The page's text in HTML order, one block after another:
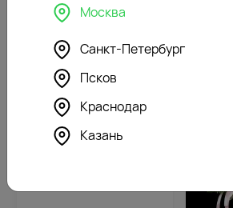
11031₽
Доступен с 07.11.2026
Новогодняя композиция
Снежинка
Москва
Санкт-Петербург
Псков
Краснодар
Казань